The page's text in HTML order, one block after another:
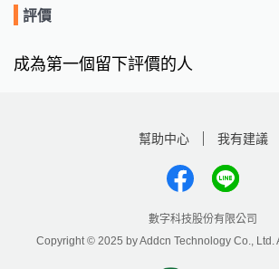
評價
成為第一個留下評價的人
幫助中心 我有建議
數字科技股份有限公司
Copyright © 2025 by Addcn Technology Co., Ltd.